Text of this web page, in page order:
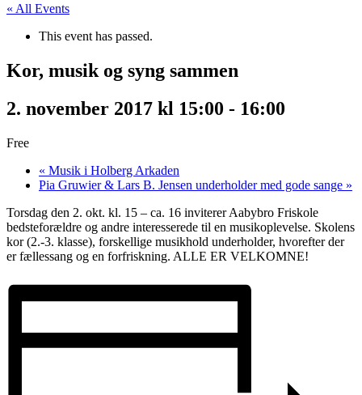
« All Events
This event has passed.
Kor, musik og syng sammen
2. november 2017 kl 15:00 - 16:00
Free
« Musik i Holberg Arkaden
Pia Gruwier & Lars B. Jensen underholder med gode sange »
Torsdag den 2. okt. kl. 15 – ca. 16 inviterer Aabybro Friskole
bedsteforældre og andre interesserede til en musikoplevelse. Skolens
kor (2.-3. klasse), forskellige musikhold underholder, hvorefter der
er fællessang og en forfriskning. ALLE ER VELKOMNE!